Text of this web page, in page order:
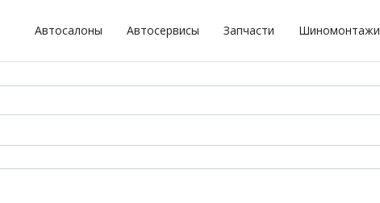
Автосалоны Автосервисы Запчасти Шиномонтажи